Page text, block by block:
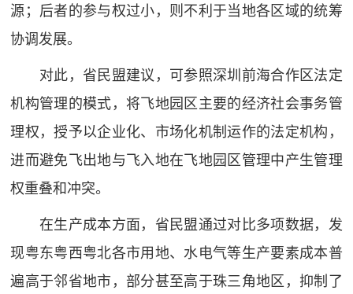
源；后者的参与权过小，则不利于当地各区域的统筹
协调发展。
对此，省民盟建议，可参照深圳前海合作区法定
机构管理的模式，将飞地园区主要的经济社会事务管
理权，授予以企业化、市场化机制运作的法定机构，
进而避免飞出地与飞入地在飞地园区管理中产生管理
权重叠和冲突。
在生产成本方面，省民盟通过对比多项数据，发
现粤东粤西粤北各市用地、水电气等生产要素成本普
遍高于邻省地市，部分甚至高于珠三角地区，抑制了